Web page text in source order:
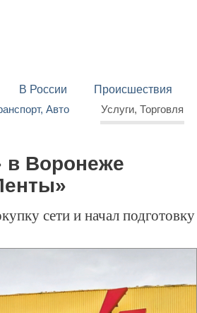
В России Происшествия
Авто Услуги, Торговля
в Воронеже
сети и начал подготовку